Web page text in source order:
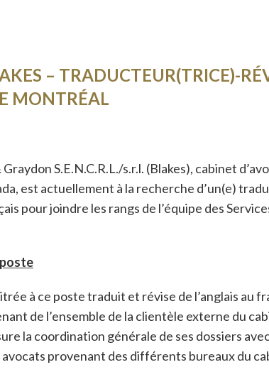
– TRADUCTEUR(TRICE)-
MONTRÉAL
Graydon S.E.N.C.R.L./s.r.l. (Blakes), cabinet
est actuellement à la recherche d’un(e)
pour joindre les rangs de l’équipe des
à ce poste traduit et révise de l’anglais au
de l’ensemble de la clientèle externe du
la coordination générale de ses dossiers
provenant des différents bureaux du